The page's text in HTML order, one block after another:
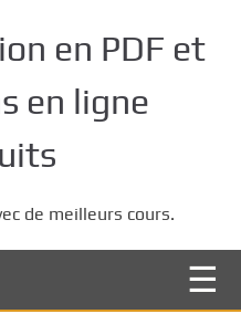
en PDF et
en ligne
de meilleurs cours.